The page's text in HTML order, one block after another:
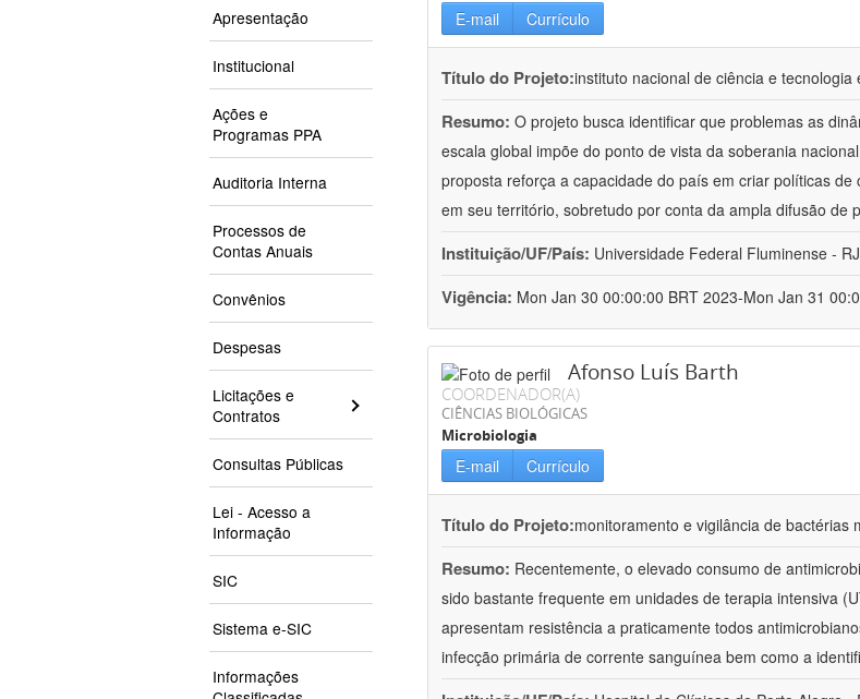
Apresentação
Institucional
Ações e
Programas PPA
Auditoria Interna
Processos de
Contas Anuais
Convênios
Despesas
Licitações e
Contratos
Consultas Públicas
Lei - Acesso a
Informação
SIC
Sistema e-SIC
Informações
E-mail Currículo
Título do Projeto:instituto nacional de ciência e
Resumo: O projeto busca identificar que problemas as
escala global impõe do ponto de vista da soberania
proposta reforça a capacidade do país em criar políticas
em seu território, sobretudo por conta da ampla difusão de
Instituição/UF/País: Universidade Federal Fluminense -
Vigência: Mon Jan 30 00:00:00 BRT 2023-Mon Jan 31
Afonso Luís Barth
COORDENADOR(A)
CIÊNCIAS BIOLÓGICAS
Microbiologia
E-mail Currículo
Título do Projeto:monitoramento e vigilância de
Resumo: Recentemente, o elevado consumo de
sido bastante frequente em unidades de terapia intensiva
apresentam resistência a praticamente todos
infecção primária de corrente sanguínea bem como a